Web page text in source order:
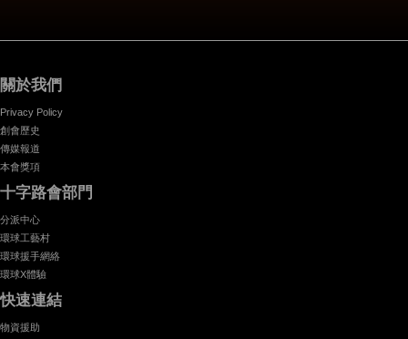
關於我們
Privacy Policy
創會歷史
傳媒報道
本會獎項
十字路會部門
分派中心
環球工藝村
環球援手網絡
環球X體驗
快速連結
物資援助